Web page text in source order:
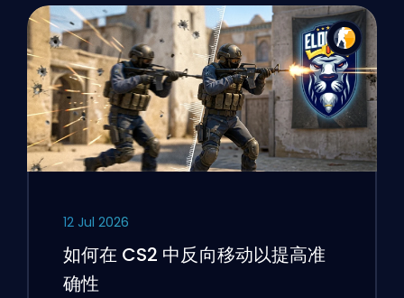
12 Jul 2026
如何在 CS2 中反向移动以提高准
确性